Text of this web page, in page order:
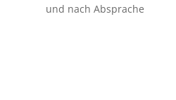
und nach Absprache